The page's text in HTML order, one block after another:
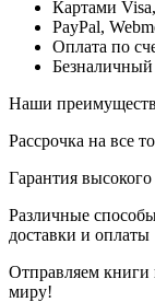
Картами
PayPal,
Оплата по
Наши
Рассрочка на все
Гарантия высокого
Различные
доставки и оплаты
Отправляем книги
миру!